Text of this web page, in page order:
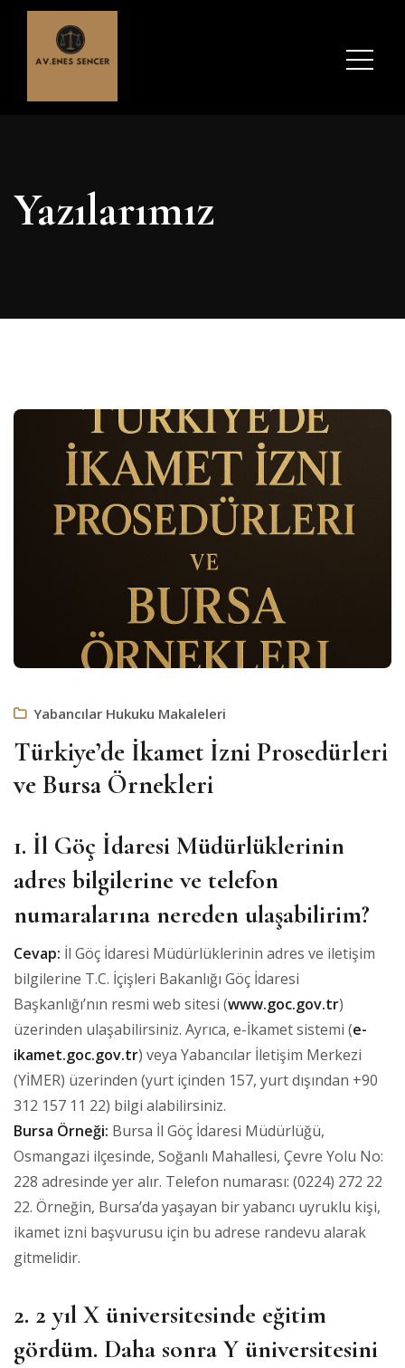
Yazılarımız
Yabancılar Hukuku Makaleleri
Türkiye’de İkamet İzni Prosedürleri
ve Bursa Örnekleri
1. İl Göç İdaresi Müdürlüklerinin
adres bilgilerine ve telefon
numaralarına nereden ulaşabilirim?
Cevap: İl Göç İdaresi Müdürlüklerinin adres ve iletişim
bilgilerine T.C. İçişleri Bakanlığı Göç İdaresi
Başkanlığı’nın resmi web sitesi (www.goc.gov.tr)
üzerinden ulaşabilirsiniz. Ayrıca, e-İkamet sistemi (e-
ikamet.goc.gov.tr) veya Yabancılar İletişim Merkezi
(YİMER) üzerinden (yurt içinden 157, yurt dışından +90
312 157 11 22) bilgi alabilirsiniz.
Bursa Örneği: Bursa İl Göç İdaresi Müdürlüğü,
Osmangazi ilçesinde, Soğanlı Mahallesi, Çevre Yolu No:
228 adresinde yer alır. Telefon numarası: (0224) 272 22
22. Örneğin, Bursa’da yaşayan bir yabancı uyruklu kişi,
ikamet izni başvurusu için bu adrese randevu alarak
gitmelidir.
2. 2 yıl X üniversitesinde eğitim
gördüm. Daha sonra Y üniversitesini